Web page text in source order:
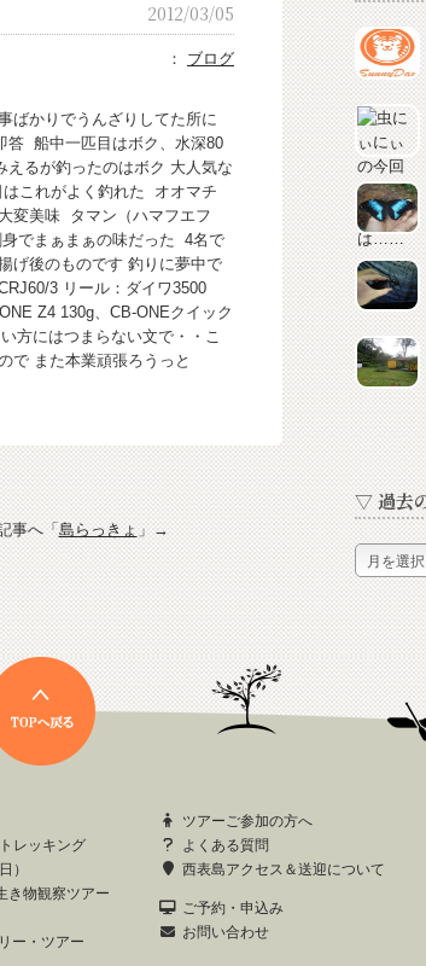
2012/03/05
： ブログ
ばかりでうんざりしてた所に
答 船中一匹目はボク、水深80
えるが釣ったのはボク 大人気な
これがよく釣れた
オオマチ
変美味 タマン（ハマフエフ
でまぁまぁの味だった 4名で
げ後のものです 釣りに夢中で
3 リール：ダイワ3500
Z4 130g、CB-ONEクイック
にはつまらない文で・・こ
で また本業頑張ろうっと
へ「島らっきょ」→
▽ 過去
▽
過
去
の
記
事
レッキング
）
き物観察ツアー
ー・ツアー
ツアーご参加の方へ
よくある質問
西表島アクセス＆送迎について
ご予約・申込み
お問い合わせ